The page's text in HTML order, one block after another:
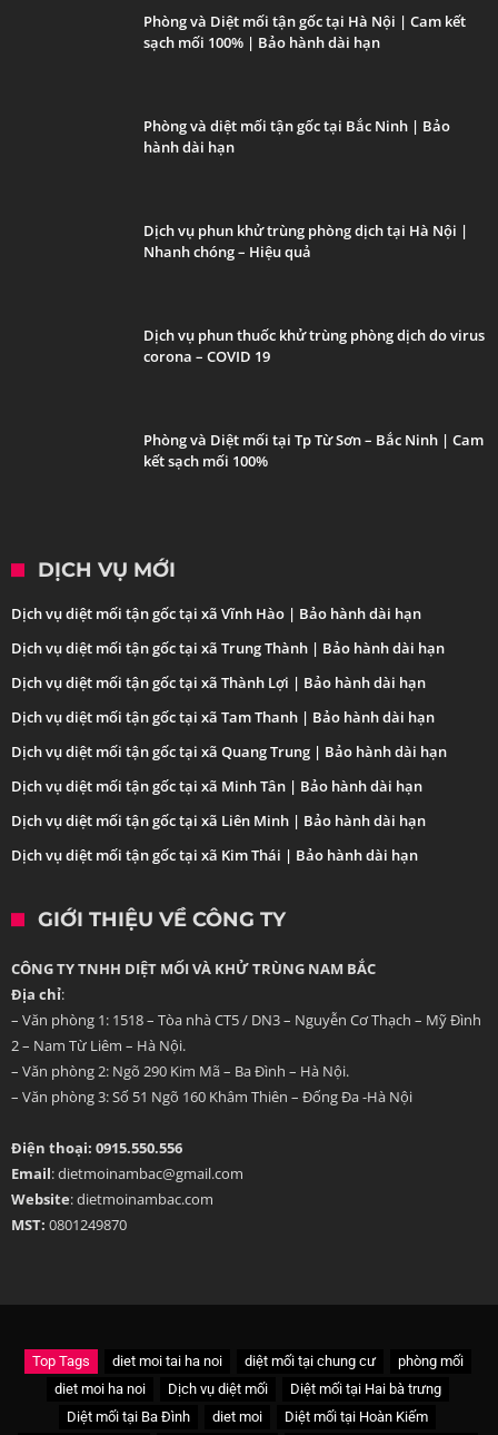
Phòng và Diệt mối tận gốc tại Hà Nội | Cam kết
sạch mối 100% | Bảo hành dài hạn
Phòng và diệt mối tận gốc tại Bắc Ninh | Bảo
hành dài hạn
Dịch vụ phun khử trùng phòng dịch tại Hà Nội |
Nhanh chóng – Hiệu quả
Dịch vụ phun thuốc khử trùng phòng dịch do virus
corona – COVID 19
Phòng và Diệt mối tại Tp Từ Sơn – Bắc Ninh | Cam
kết sạch mối 100%
DỊCH VỤ MỚI
Dịch vụ diệt mối tận gốc tại xã Vĩnh Hào | Bảo hành dài hạn
Dịch vụ diệt mối tận gốc tại xã Trung Thành | Bảo hành dài hạn
Dịch vụ diệt mối tận gốc tại xã Thành Lợi | Bảo hành dài hạn
Dịch vụ diệt mối tận gốc tại xã Tam Thanh | Bảo hành dài hạn
Dịch vụ diệt mối tận gốc tại xã Quang Trung | Bảo hành dài hạn
Dịch vụ diệt mối tận gốc tại xã Minh Tân | Bảo hành dài hạn
Dịch vụ diệt mối tận gốc tại xã Liên Minh | Bảo hành dài hạn
Dịch vụ diệt mối tận gốc tại xã Kim Thái | Bảo hành dài hạn
GIỚI THIỆU VỀ CÔNG TY
CÔNG TY TNHH DIỆT MỐI VÀ KHỬ TRÙNG NAM BẮC
Địa chỉ:
– Văn phòng 1: 1518 – Tòa nhà CT5 / DN3 – Nguyễn Cơ Thạch – Mỹ Đình
2 – Nam Từ Liêm – Hà Nội.
– Văn phòng 2: Ngõ 290 Kim Mã – Ba Đình – Hà Nội.
– Văn phòng 3: Số 51 Ngõ 160 Khâm Thiên – Đống Đa -Hà Nội
Điện thoại: 0915.550.556
Email: dietmoinambac@gmail.com
Website: dietmoinambac.com
MST: 0801249870
Top Tags diet moi tai ha noi diệt mối tại chung cư
phòng mối
diet moi ha noi
Dịch vụ diệt mối
Diệt mối tại Hai bà trưng
Diệt mối tại Ba Đình
diet moi
Diệt mối tại Hoàn Kiếm